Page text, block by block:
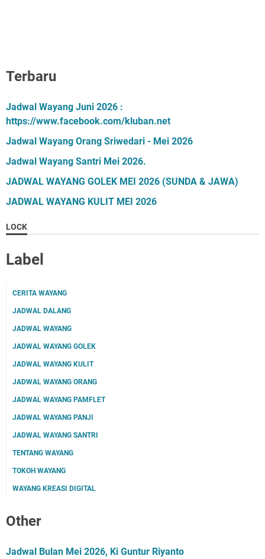
Terbaru
Jadwal Wayang Juni 2026 :
https://www.facebook.com/kluban.net
Jadwal Wayang Orang Sriwedari - Mei 2026
Jadwal Wayang Santri Mei 2026.
JADWAL WAYANG GOLEK MEI 2026 (SUNDA & JAWA)
JADWAL WAYANG KULIT MEI 2026
LOCK
Label
CERITA WAYANG
JADWAL DALANG
JADWAL WAYANG
JADWAL WAYANG GOLEK
JADWAL WAYANG KULIT
JADWAL WAYANG ORANG
JADWAL WAYANG PAMFLET
JADWAL WAYANG PANJI
JADWAL WAYANG SANTRI
TENTANG WAYANG
TOKOH WAYANG
WAYANG KREASI DIGITAL
Other
Jadwal Bulan Mei 2026, Ki Guntur Riyanto